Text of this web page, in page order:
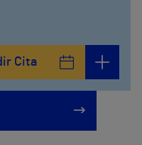
Cita